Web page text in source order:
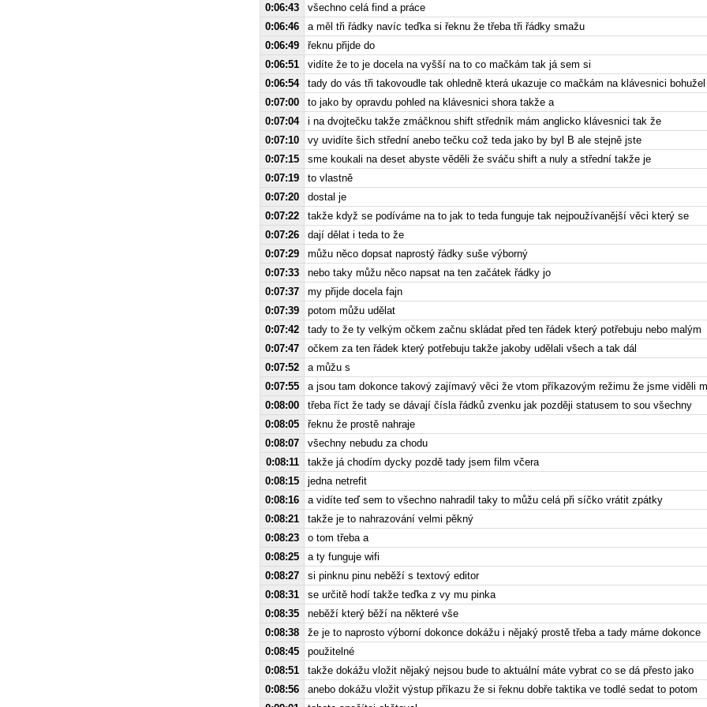
0:06:43
všechno celá find a práce
0:06:46
a měl tři řádky navíc teďka si řeknu že třeba tři řádky smažu
0:06:49
řeknu přijde do
0:06:51
vidíte že to je docela na vyšší na to co mačkám tak já sem si
0:06:54
tady do vás tři takovoudle tak ohledně která ukazuje co mačkám na klávesnici
0:07:00
to jako by opravdu pohled na klávesnici shora takže a
0:07:04
i na dvojtečku takže zmáčknou shift středník mám anglicko klávesnici tak že
0:07:10
vy uvidíte šich střední anebo tečku což teda jako by byl B ale stejně jste
0:07:15
sme koukali na deset abyste věděli že sváču shift a nuly a střední takže je
0:07:19
to vlastně
0:07:20
dostal je
0:07:22
takže když se podíváme na to jak to teda funguje tak nejpoužívanější věci který se
0:07:26
dají dělat i teda to že
0:07:29
můžu něco dopsat naprostý řádky suše výborný
0:07:33
nebo taky můžu něco napsat na ten začátek řádky jo
0:07:37
my přijde docela fajn
0:07:39
potom můžu udělat
0:07:42
tady to že ty velkým očkem začnu skládat před ten řádek který potřebuju nebo malým
0:07:47
očkem za ten řádek který potřebuju takže jakoby udělali všech a tak dál
0:07:52
a můžu s
0:07:55
a jsou tam dokonce takový zajímavý věci že vtom příkazovým režimu že jsme viděli
0:08:00
třeba říct že tady se dávají čísla řádků zvenku jak později statusem to sou všechny
0:08:05
řeknu že prostě nahraje
0:08:07
všechny nebudu za chodu
0:08:11
takže já chodím dycky pozdě tady jsem film včera
0:08:15
jedna netrefit
0:08:16
a vidíte teď sem to všechno nahradil taky to můžu celá při síčko vrátit zpátky
0:08:21
takže je to nahrazování velmi pěkný
0:08:23
o tom třeba a
0:08:25
a ty funguje wifi
0:08:27
si pinknu pinu neběží s textový editor
0:08:31
se určitě hodí takže teďka z vy mu pinka
0:08:35
neběží který běží na některé vše
0:08:38
že je to naprosto výborní dokonce dokážu i nějaký prostě třeba a tady máme dokonce
0:08:45
použitelné
0:08:51
takže dokážu vložit nějaký nejsou bude to aktuální máte vybrat co se dá přesto jako
0:08:56
anebo dokážu vložit výstup příkazu že si řeknu dobře taktika ve todlé sedat to potom